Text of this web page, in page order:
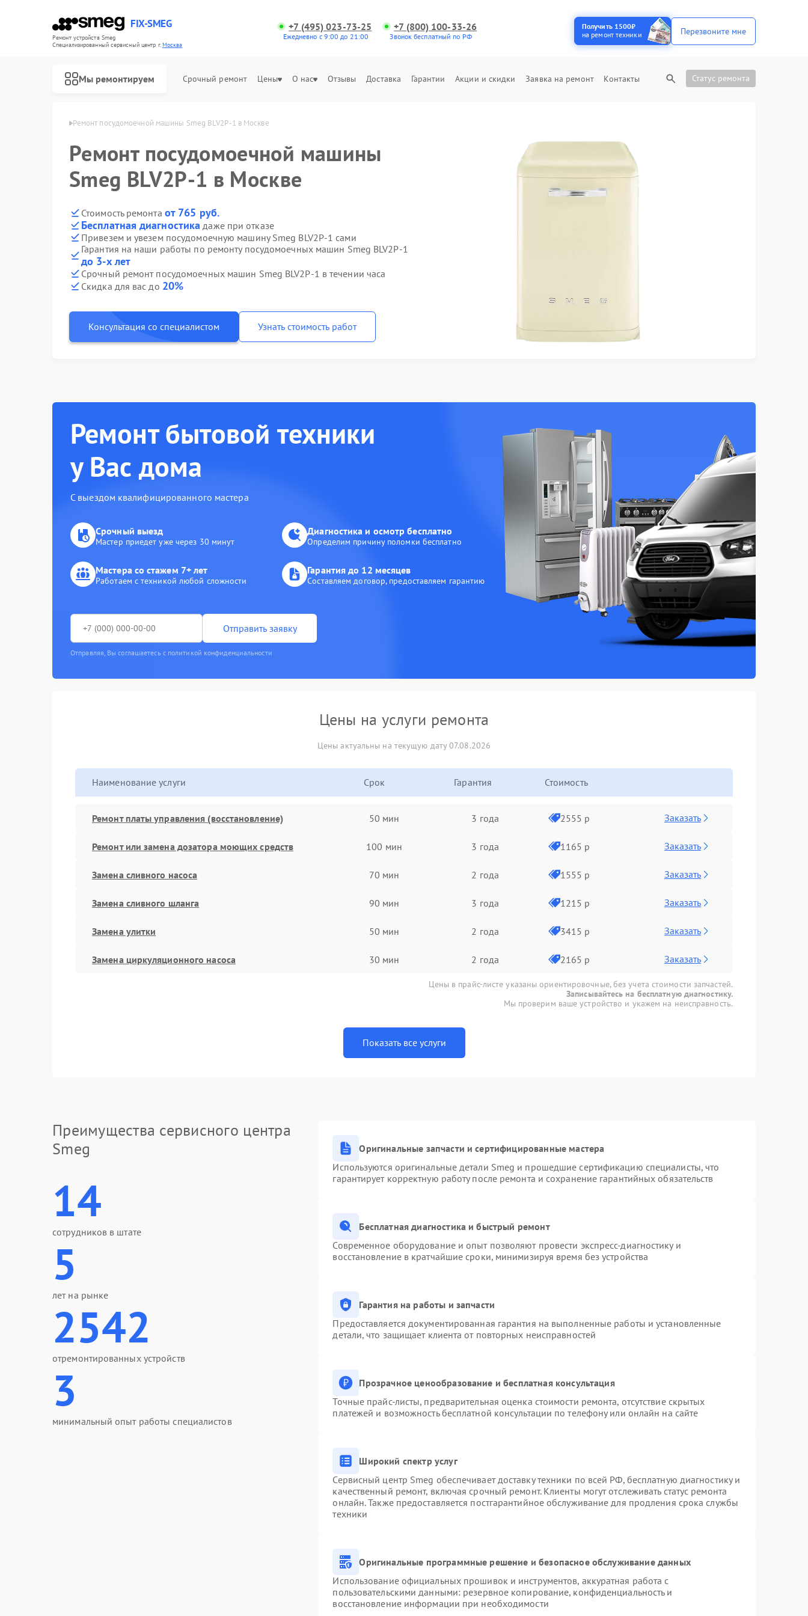
FIX-SMEG
Ремонт устройств Smeg
Специализированный cервисный центр г.Москва
+7 (495) 023-73-25
Ежедневно с 9:00 до 21:00
+7 (800) 100-33-26
Звонок бесплатный по РФ
Получить 1500₽
на ремонт техники
Перезвоните мне
Мы ремонтируем Срочный ремонт Цены О нас Отзывы Доставка Гарантии Акции и скидки Заявка на ремонт Контакты Статус ремонта
Ремонт посудомоечной машины Smeg BLV2P-1 в Москве
Ремонт посудомоечной машины
Smeg BLV2P-1 в Москве
Стоимость ремонта от 765 руб.
Бесплатная диагностика даже при отказе
Привезем и увезем посудомоечную машину Smeg BLV2P-1 сами
Гарантия на наши работы по ремонту посудомоечных машин Smeg BLV2P-1
до 3-х лет
Срочный ремонт посудомоечных машин Smeg BLV2P-1 в течении часа
Скидка для вас до 20%
Консультация со специалистом Узнать стоимость работ
Ремонт бытовой техники
у Вас дома
С выездом квалифицированного мастера
Срочный выезд
Мастер приедет уже через 30 минут
Диагностика и осмотр бесплатно
Определим причину поломки бесплатно
Мастера со стажем 7+ лет
Работаем с техникой любой сложности
Гарантия до 12 месяцев
Составляем договор, предоставляем гарантию
Отправить заявку
Отправляя, Вы соглашаетесь с политикой конфиденциальности
Цены на услуги ремонта
Цены актуальны на текущую дату 07.08.2026
Наименование услуги Срок Гарантия Стоимость
Ремонт платы управления (восстановление) 50 мин 3 года 2555 р Заказать
Ремонт или замена дозатора моющих средств 100 мин 3 года 1165 р Заказать
Замена сливного насоса 70 мин 2 года 1555 р Заказать
Замена сливного шланга 90 мин 3 года 1215 р Заказать
Замена улитки 50 мин 2 года 3415 р Заказать
Замена циркуляционного насоса 30 мин 2 года 2165 р Заказать
Цены в прайс-листе указаны ориентировочные, без учета стоимости запчастей.
Записывайтесь на бесплатную диагностику.
Мы проверим ваше устройство и укажем на неисправность.
Показать все услуги
Преимущества сервисного центра
Smeg
14
сотрудников в штате
5
лет на рынке
2542
отремонтированных устройств
3
минимальный опыт работы специалистов
Оригинальные запчасти и сертифицированные мастера
Используются оригинальные детали Smeg и прошедшие сертификацию специалисты, что
гарантирует корректную работу после ремонта и сохранение гарантийных обязательств
Бесплатная диагностика и быстрый ремонт
Современное оборудование и опыт позволяют провести экспресс-диагностику и
восстановление в кратчайшие сроки, минимизируя время без устройства
Гарантия на работы и запчасти
Предоставляется документированная гарантия на выполненные работы и установленные
детали, что защищает клиента от повторных неисправностей
Прозрачное ценообразование и бесплатная консультация
Точные прайс-листы, предварительная оценка стоимости ремонта, отсутствие скрытых
платежей и возможность бесплатной консультации по телефону или онлайн на сайте
Широкий спектр услуг
Сервисный центр Smeg обеспечивает доставку техники по всей РФ, бесплатную диагностику и
качественный ремонт, включая срочный ремонт. Клиенты могут отслеживать статус ремонта
онлайн. Также предоставляется постгарантийное обслуживание для продления срока службы
техники
Оригинальные программные решение и безопасное обслуживание данных
Использование официальных прошивок и инструментов, аккуратная работа с
пользовательскими данными: резервное копирование, конфиденциальность и
восстановление информации при необходимости